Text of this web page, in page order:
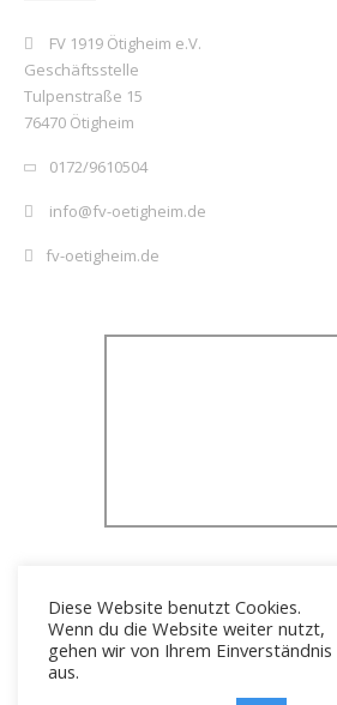
FV 1919 Ötigheim e.V.
Geschäftsstelle
Tulpenstraße 15
76470 Ötigheim
0172/9610504
info@fv-oetigheim.de
fv-oetigheim.de
Diese Website benutzt Cookies.
Wenn du die Website weiter nutzt,
gehen wir von Ihrem Einverständnis
aus.